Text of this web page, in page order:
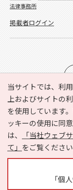
当サイトでは、利
上およびサイトの
を使用しています
ッキーの使用に同
は、
「当社ウェブ
て」 をご覧ください
「個
e-NAVITA（イー
利用規約
個
サイトマップ
法律事務所
掲載者ログイン